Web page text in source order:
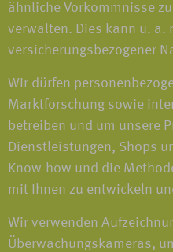
ähnliche Vorkommnisse
verwalten. Dies kann u. a.
versicherungsbezogener
Wir dürfen
Marktforschung sowie
betreiben und um unsere
Dienstleistungen, Shops
Know-how und die
mit Ihnen zu entwickeln
Wir verwenden
Überwachungskameras,